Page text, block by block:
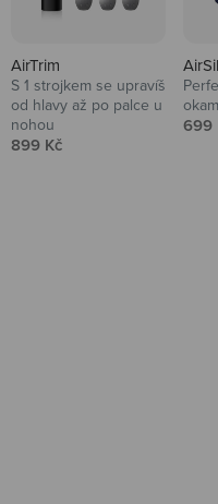
AirTrim
S 1 strojkem se upravíš
od hlavy až po palce u
nohou
Prodejní cena
899 Kč
699